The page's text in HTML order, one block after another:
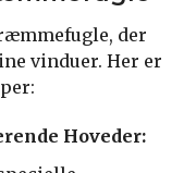
der
vinduer. Her er
Hoveder: